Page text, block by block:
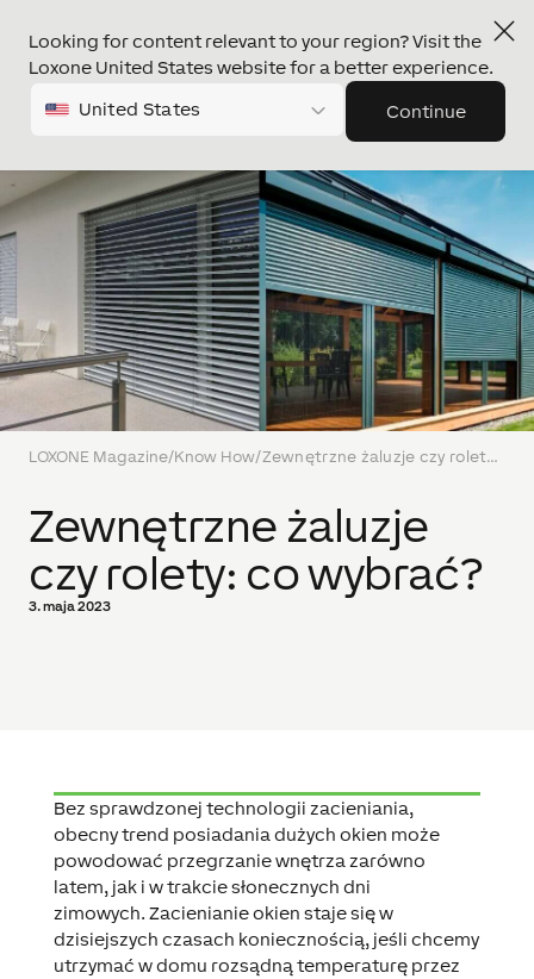
Looking for content relevant to your region? Visit the
Loxone United States website for a better experience.
United States Continue
LOXONE Magazine/Know How/ Zewnętrzne żaluzje czy rolety: co wybrać?
Zewnętrzne żaluzje
czy rolety: co wybrać?
3. maja 2023
Bez sprawdzonej technologii zacieniania,
obecny trend posiadania dużych okien może
powodować przegrzanie wnętrza zarówno
latem, jak i w trakcie słonecznych dni
zimowych. Zacienianie okien staje się w
dzisiejszych czasach koniecznością, jeśli chcemy
utrzymać w domu rozsądną temperaturę przez